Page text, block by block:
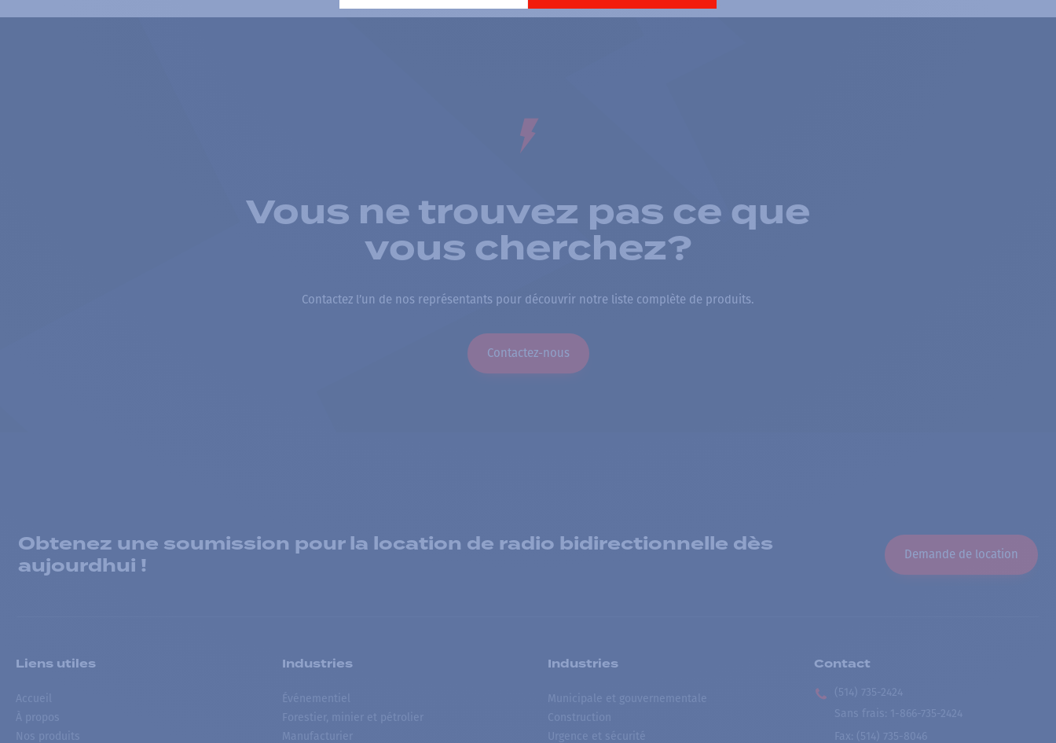
Vous ne trouvez pas ce que
vous cherchez?
Contactez l’un de nos représentants pour découvrir notre liste complète de produits.
Contactez-nous
Obtenez une soumission pour la location de radio bidirectionnelle dès
aujourdhui !
Demande de location
Liens utiles
Accueil
À propos
Nos produits
Industries
Événementiel
Forestier, minier et pétrolier
Manufacturier
Industries
Municipale et gouvernementale
Construction
Urgence et sécurité
Contact
(514) 735-2424
Sans frais
1-866-735-2424
Fax: (514) 735-8046